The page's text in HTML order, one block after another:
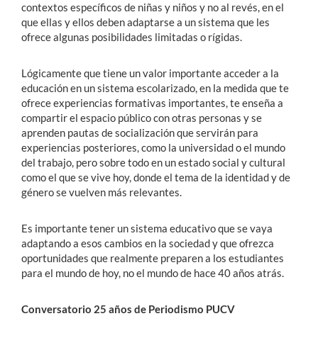
contextos específicos de niñas y niños y no al revés, en el
que ellas y ellos deben adaptarse a un sistema que les
ofrece algunas posibilidades limitadas o rígidas.
Lógicamente que tiene un valor importante acceder a la
educación en un sistema escolarizado, en la medida que te
ofrece experiencias formativas importantes, te enseña a
compartir el espacio público con otras personas y se
aprenden pautas de socialización que servirán para
experiencias posteriores, como la universidad o el mundo
del trabajo, pero sobre todo en un estado social y cultural
como el que se vive hoy, donde el tema de la identidad y de
género se vuelven más relevantes.
Es importante tener un sistema educativo que se vaya
adaptando a esos cambios en la sociedad y que ofrezca
oportunidades que realmente preparen a los estudiantes
para el mundo de hoy, no el mundo de hace 40 años atrás.
Conversatorio 25 años de Periodismo PUCV